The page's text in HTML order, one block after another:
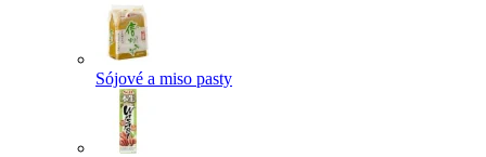
Sójové a miso pasty